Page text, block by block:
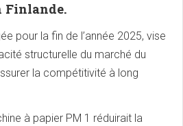
Finlande.
pour la fin de l’année 2025, vise
structurelle du marché du
la compétitivité à long
à papier PM 1 réduirait la